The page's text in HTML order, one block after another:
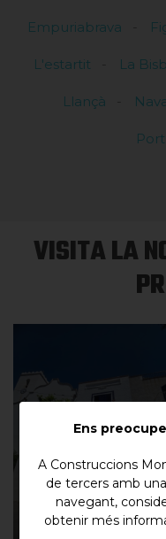
Empuriabrava
L'estartit La
Llançà
VISITA LA
REFORMA INTEGRAL
DE CASA AL PORT
LA SELVA
Ens
A Construccions
de tercers amb
navegant,
obtenir més